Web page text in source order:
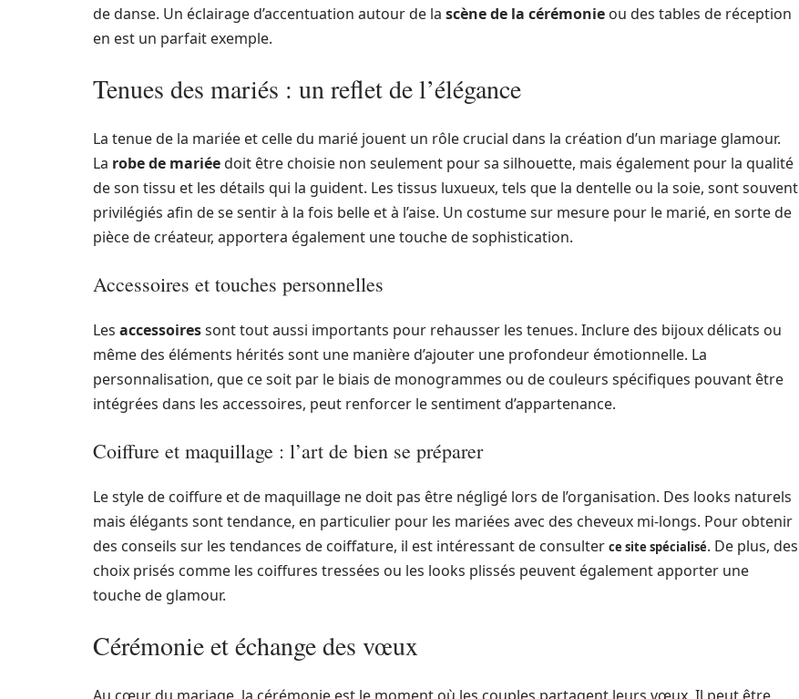
de danse. Un éclairage d’accentuation autour de la scène de la cérémonie ou des tables de réception
en est un parfait exemple.
Tenues des mariés : un reflet de l’élégance
La tenue de la mariée et celle du marié jouent un rôle crucial dans la création d’un mariage glamour.
La robe de mariéedoit être choisie non seulement pour sa silhouette, mais également pour la qualité
de son tissu et les détails qui la guident. Les tissus luxueux, tels que la dentelle ou la soie, sont souvent
privilégiés afin de se sentir à la fois belle et à l’aise. Un costume sur mesure pour le marié, en sorte de
pièce de créateur, apportera également une touche de sophistication.
Accessoires et touches personnelles
Les accessoiressont tout aussi importants pour rehausser les tenues. Inclure des bijoux délicats ou
même des éléments hérités sont une manière d’ajouter une profondeur émotionnelle. La
personnalisation, que ce soit par le biais de monogrammes ou de couleurs spécifiques pouvant être
intégrées dans les accessoires, peut renforcer le sentiment d’appartenance.
Coiffure et maquillage : l’art de bien se préparer
Le style de coiffure et de maquillage ne doit pas être négligé lors de l’organisation. Des looks naturels
mais élégants sont tendance, en particulier pour les mariées avec des cheveux mi-longs. Pour obtenir
des conseils sur les tendances de coiffature, il est intéressant de consulter ce site spécialisé. De plus, des
choix prisés comme les coiffures tressées ou les looks plissés peuvent également apporter une
touche de glamour.
Cérémonie et échange des vœux